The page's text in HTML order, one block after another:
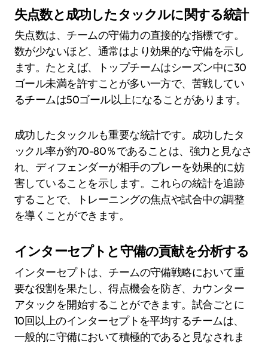
失点数と成功したタックルに関する統計
失点数は、チームの守備力の直接的な指標です。
数が少ないほど、通常はより効果的な守備を示し
ます。たとえば、トップチームはシーズン中に30
ゴール未満を許すことが多い一方で、苦戦してい
るチームは50ゴール以上になることがあります。
成功したタックルも重要な統計です。成功したタ
ックル率が約70-80％であることは、強力と見なさ
れ、ディフェンダーが相手のプレーを効果的に妨
害していることを示します。これらの統計を追跡
することで、トレーニングの焦点や試合中の調整
を導くことができます。
インターセプトと守備の貢献を分析する
インターセプトは、チームの守備戦略において重
要な役割を果たし、得点機会を防ぎ、カウンター
アタックを開始することができます。試合ごとに
10回以上のインターセプトを平均するチームは、
一般的に守備において積極的であると見なされま